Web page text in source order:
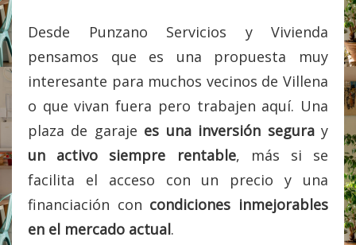
Desde Punzano Servicios y Vivienda
pensamos que es una propuesta muy
interesante para muchos vecinos de Villena
o que vivan fuera pero trabajen aquí. Una
plaza de garaje es una inversión seguray
un activo siempre rentable, más si se
facilita el acceso con un precio y una
financiación con condiciones inmejorables
en el mercado actual.